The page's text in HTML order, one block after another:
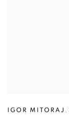
IGOR MITORAJ ,